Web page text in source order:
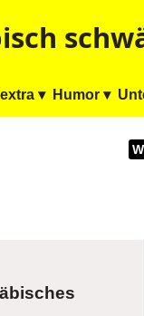
▾ Humor ▾